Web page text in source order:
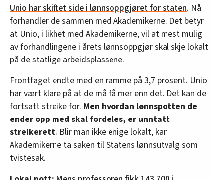
Unio har skiftet side i lønnsoppgjøret for staten. Nå
forhandler de sammen med Akademikerne. Det betyr
at Unio, i likhet med Akademikerne, vil at mest mulig
av forhandlingene i årets lønnsoppgjør skal skje lokalt
på de statlige arbeidsplassene.
Frontfaget endte med en ramme på 3,7 prosent. Unio
har vært klare på at de må få mer enn det. Det kan de
fortsatt streike for. Men hvordan lønnspotten de
ender opp med skal fordeles, er unntatt
streikerett. Blir man ikke enige lokalt, kan
Akademikerne ta saken til Statens lønnsutvalg som
tvistesak.